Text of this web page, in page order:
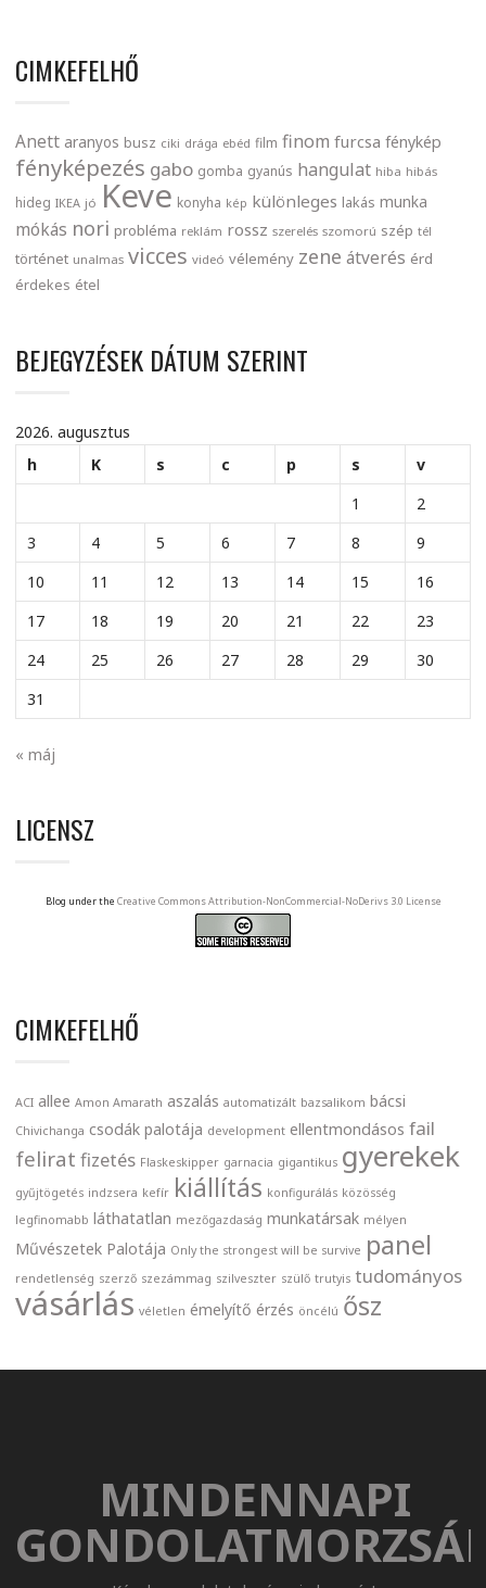
CIMKEFELHŐ
Anett aranyos busz ciki drága ebéd film finom furcsa fénykép
fényképezés gabo gomba gyanús hangulat hiba hibás
hideg IKEA jó Keve konyha kép különleges lakás munka
mókás nori probléma reklám rossz szerelés szomorú szép tél
történet unalmas vicces videó vélemény zene átverés érd
érdekes étel
BEJEGYZÉSEK DÁTUM SZERINT
2026. augusztus
h
K s c p s
v
1
2
3
4 5 6 7 8
9
10
11 12 13 14 15
16
17
18 19 20 21 22
23
24
25 26 27 28 29
30
31
« máj
LICENSZ
Blog under the Creative Commons Attribution-NonCommercial-NoDerivs 3.0 License
CIMKEFELHŐ
ACI allee Amon Amarath aszalás automatizált bazsalikom bácsi
Chivichanga csodák palotája development ellentmondásos fail
felirat fizetés Flaskeskipper garnacia gigantikus gyerekek
gyűjtögetés indzsera kefír kiállítás konfigurálás közösség
legfinomabb láthatatlan mezőgazdaság munkatársak mélyen
Művészetek Palotája Only the strongest will be survive panel
rendetlenség szerző szezámmag szilveszter szülő trutyis tudományos
vásárlás véletlen émelyítő érzés öncélú ősz
MINDENNAPI